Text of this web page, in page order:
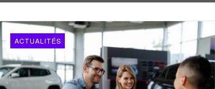
ACTUALITÉS